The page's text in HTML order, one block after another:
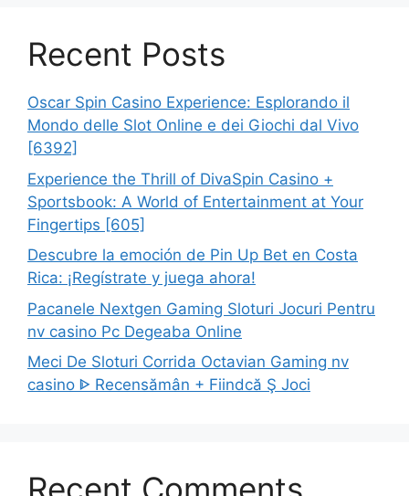
Recent Posts
Oscar Spin Casino Experience: Esplorando il
Mondo delle Slot Online e dei Giochi dal Vivo
[6392]
Experience the Thrill of DivaSpin Casino +
Sportsbook: A World of Entertainment at Your
Fingertips [605]
Descubre la emoción de Pin Up Bet en Costa
Rica: ¡Regístrate y juega ahora!
Pacanele Nextgen Gaming Sloturi Jocuri Pentru
nv casino Pc Degeaba Online
Meci De Sloturi Corrida Octavian Gaming nv
casino ᐈ Recensămân + Fiindcă Ş Joci